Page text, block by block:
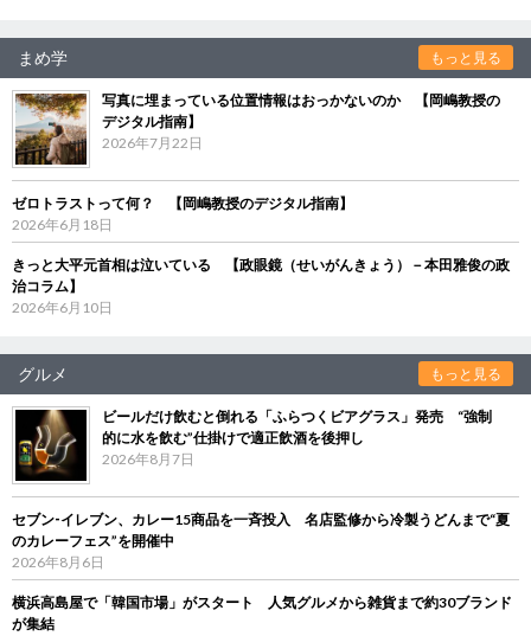
まめ学 もっと見る
写真に埋まっている位置情報はおっかないのか 【岡嶋教授の
デジタル指南】
2026年7月22日
ゼロトラストって何？ 【岡嶋教授のデジタル指南】
2026年6月18日
きっと大平元首相は泣いている 【政眼鏡（せいがんきょう）－本田雅俊の政
治コラム】
2026年6月10日
グルメ もっと見る
ビールだけ飲むと倒れる「ふらつくビアグラス」発売 “強制
的に水を飲む”仕掛けで適正飲酒を後押し
2026年8月7日
セブン‐イレブン、カレー15商品を一斉投入 名店監修から冷製うどんまで“夏
のカレーフェス”を開催中
2026年8月6日
横浜高島屋で「韓国市場」がスタート 人気グルメから雑貨まで約30ブランド
が集結